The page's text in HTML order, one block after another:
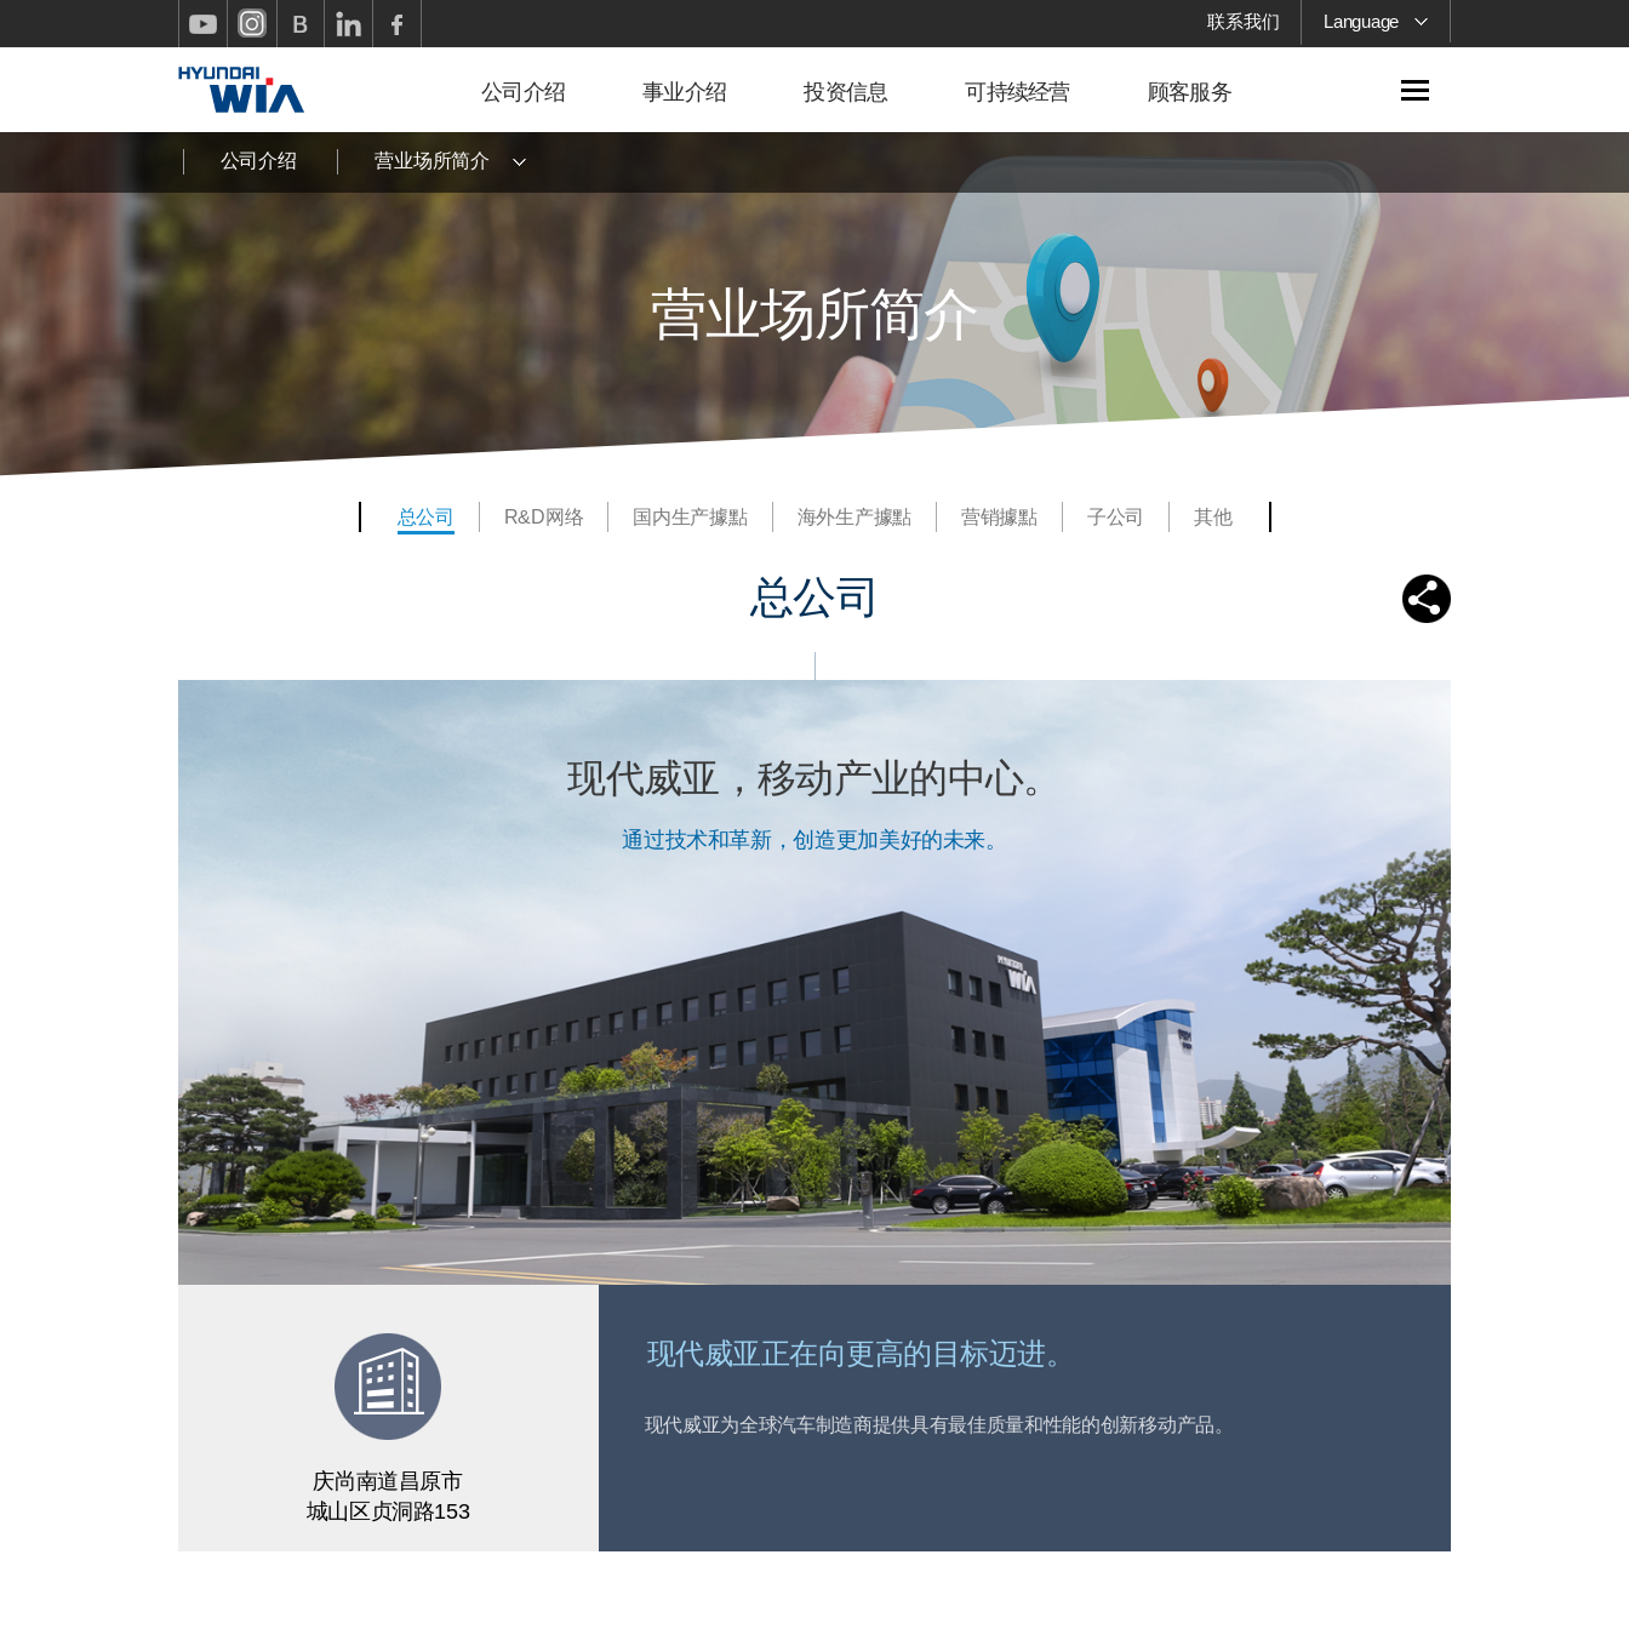
联系我们 Language
公司介绍 事业介绍 投资信息 可持续经营 顾客服务
营业场所简介
公司介绍 营业场所简介
总公司 R&D网络 国内生产據點 海外生产據點 营销據點 子公司 其他
总公司
现代威亚，移动产业的中心。
通过技术和革新，创造更加美好的未来。
庆尚南道昌原市
城山区贞洞路153
现代威亚正在向更高的目标迈进。
现代威亚为全球汽车制造商提供具有最佳质量和性能的创新移动产品。